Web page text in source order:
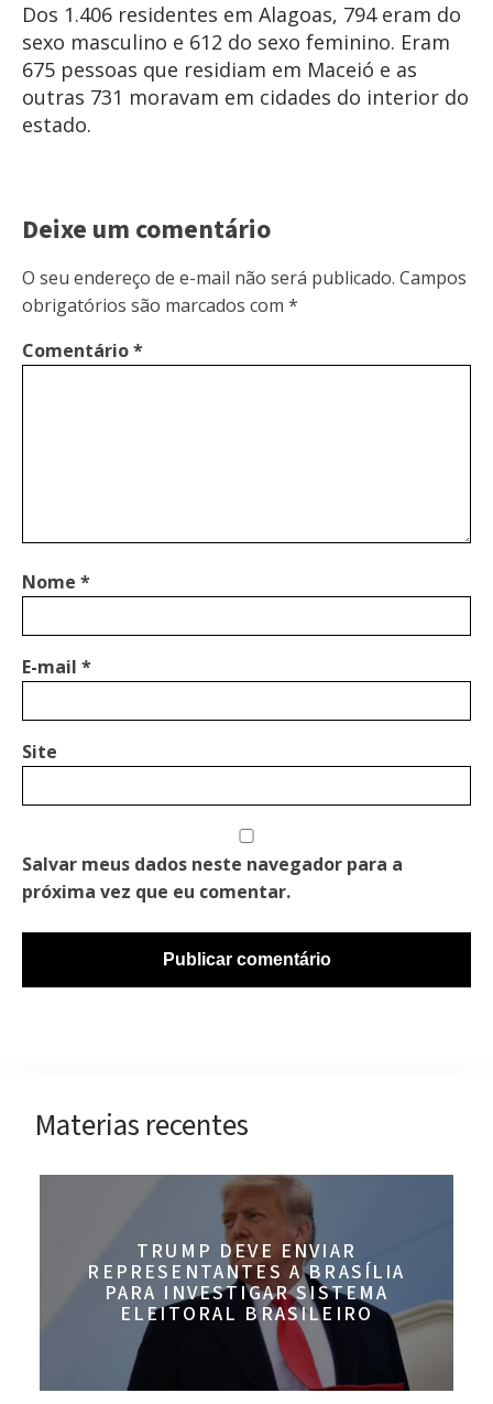
Dos 1.406 residentes em Alagoas, 794 eram do
sexo masculino e 612 do sexo feminino. Eram
675 pessoas que residiam em Maceió e as
outras 731 moravam em cidades do interior do
estado.
Deixe um comentário
O seu endereço de e-mail não será publicado. Campos
obrigatórios são marcados com *
Comentário*
Nome *
E-mail *
Site
Salvar meus dados neste navegador para a
próxima vez que eu comentar.
Materias recentes
TRUMP DEVE ENVIAR
REPRESENTANTES A BRASÍLIA
PARA INVESTIGAR SISTEMA
ELEITORAL BRASILEIRO